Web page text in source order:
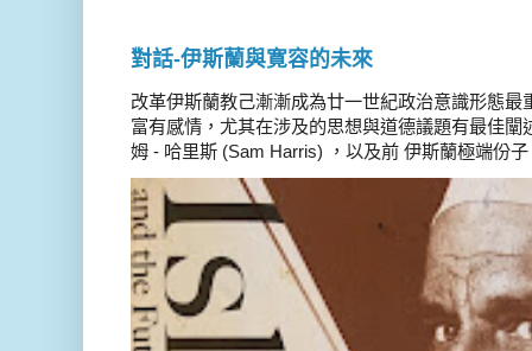
對話-伊斯蘭與寛容的未來
改革伊斯蘭教己漸漸成為廿一世紀政治意識形態
富有感情，尤其在涉及的思想與道德議題有最佳
姆 - 哈里斯 (Sam Harris) ，以及前 伊斯蘭極端份